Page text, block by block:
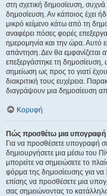
στη σχετική δημοσίευση,
δημοσίευση. Αν κάποιος έχει
μικρό κείμενο κάτω από τη
αναφέρει πόσες φορές
ημερομηνία και την ώρα. Αυτό
απάντηση. Δεν θα εμφανίζεται
επεξεργάστηκε τη
σημείωση ως προς το γιατί
διακριτική τους ευχέρεια.
διαγράψουν μια δημοσίευση
Κορυφή
Πώς προσθέτω μια υπογραφή
Για να προσθέσετε υπογραφή
δημιουργήσετε μια μέσω του
μπορείτε να σημειώσετε το
φόρμα της δημοσίευσης για
επίσης να προσθέσετε μια
σας σημειώνοντας το